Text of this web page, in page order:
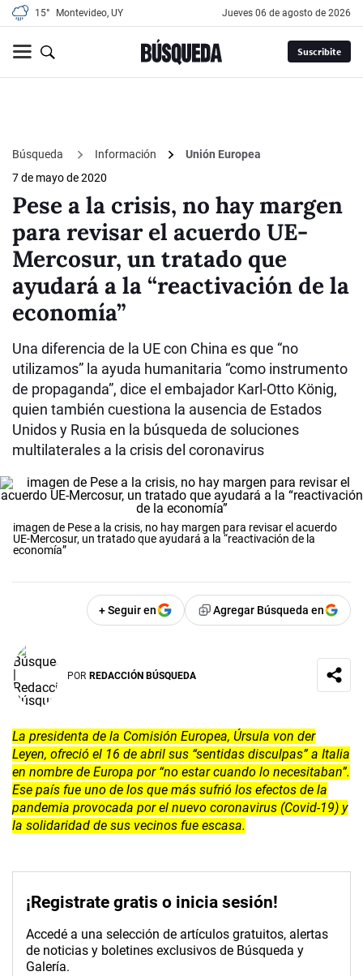
15° Montevideo, UY jueves 06 de agosto de 2026
Suscribite
Búsqueda Información
Unión Europea
7 de mayo de 2020
Pese a la crisis, no hay margen
para revisar el acuerdo UE-
Mercosur, un tratado que
ayudará a la “reactivación de la
economía”
Una diferencia de la UE con China es que “no
utilizamos” la ayuda humanitaria “como instrumento
de propaganda”, dice el embajador Karl-Otto König,
quien también cuestiona la ausencia de Estados
Unidos y Rusia en la búsqueda de soluciones
multilaterales a la crisis del coronavirus
imagen de Pese a la crisis, no hay margen para revisar el acuerdo
UE-Mercosur, un tratado que ayudará a la “reactivación de la
economía”
+ Seguir en Agregar Búsqueda en
POR REDACCIÓN BÚSQUEDA
La presidenta de la Comisión Europea, Úrsula von der
Leyen, ofreció el 16 de abril sus “sentidas disculpas” a Italia
en nombre de Europa por “no estar cuando lo necesitaban”.
Ese país fue uno de los que más sufrió los efectos de la
pandemia provocada por el nuevo coronavirus (Covid-19) y
la solidaridad de sus vecinos fue escasa.
¡Registrate gratis o inicia sesión!
Accedé a una selección de artículos gratuitos, alertas
de noticias y boletines exclusivos de Búsqueda y
Galería.